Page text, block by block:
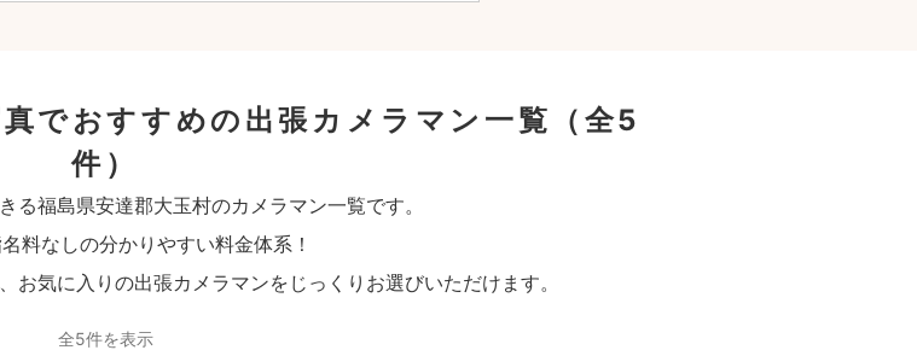
でおすすめの出張カメラマン一覧
（全5
件）
る福島県安達郡大玉村のカメラマン一覧です。
料なしの分かりやすい料金体系！
お気に入りの出張カメラマンをじっくりお選びいただけます。
全5件を表示